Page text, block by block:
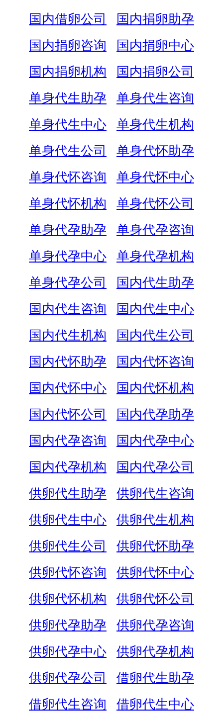
国内借卵公司
国内捐卵助孕
国内捐卵咨询
国内捐卵中心
国内捐卵机构
国内捐卵公司
单身代生助孕
单身代生咨询
单身代生中心
单身代生机构
单身代生公司
单身代怀助孕
单身代怀咨询
单身代怀中心
单身代怀机构
单身代怀公司
单身代孕助孕
单身代孕咨询
单身代孕中心
单身代孕机构
单身代孕公司
国内代生助孕
国内代生咨询
国内代生中心
国内代生机构
国内代生公司
国内代怀助孕
国内代怀咨询
国内代怀中心
国内代怀机构
国内代怀公司
国内代孕助孕
国内代孕咨询
国内代孕中心
国内代孕机构
国内代孕公司
供卵代生助孕
供卵代生咨询
供卵代生中心
供卵代生机构
供卵代生公司
供卵代怀助孕
供卵代怀咨询
供卵代怀中心
供卵代怀机构
供卵代怀公司
供卵代孕助孕
供卵代孕咨询
供卵代孕中心
供卵代孕机构
供卵代孕公司
借卵代生助孕
借卵代生咨询
借卵代生中心